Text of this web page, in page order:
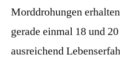
Morddrohungen
gerade einmal 18 und
ausreichend